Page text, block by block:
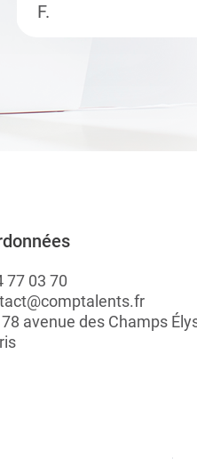
F.
77 03 70
avenue des Champs